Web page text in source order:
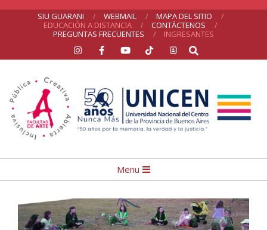
SIU GUARANI WEBMAIL
MAPA DEL SITIO
EDUCACIÓN A DISTANCIA
CONTÁCTENOS
PREGUNTAS FRECUENTES
INGRESANTES
Search
UNICEN
Navigation
Menu